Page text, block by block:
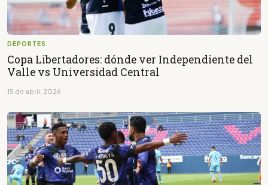
DEPORTES
Copa Libertadores: dónde ver Independiente del
Valle vs Universidad Central
15 de abril, 2026